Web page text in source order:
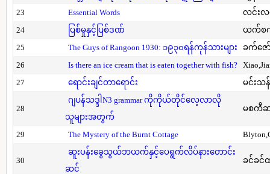
23
Essential Words
လင်းလ
24
ပြစ်မှုနှင့်ပြစ်ဒဏ်
ယက်စကီ
25
The Guys of Rangoon 1930: ၁၉၃၀ရန်ကုန်သားများ
ခက်ဇေ
26
Is there an ice cream that is eaten together with fish?
27
ရောင်းချင်တာရောင်း မင်းသ
28
ဂျပန်သဒ္ဒါN3 grammar ကိုကိုယ်တိုင်လေ့လာလို
သူများအတွက်
မစကီ
29 The Mystery of the Burnt Cottage
30
ဆူးပန်းခွေသွယ်ဘယက်နှင့်ပေရွက်လိပ်နားတောင်း
ဆင်
ခင်ခင်